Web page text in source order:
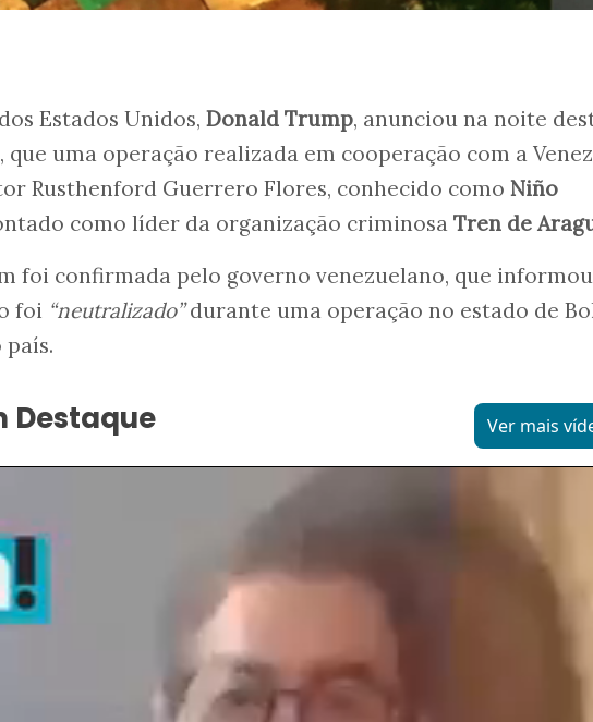
Estados Unidos, Donald Trump, anunciou na noite
que uma operação realizada em cooperação com a
Rusthenford Guerrero Flores, conhecido como Niño
como líder da organização criminosa Tren de
foi confirmada pelo governo venezuelano, que
foi “neutralizado”durante uma operação no estado de
país.
Destaque Ver mais